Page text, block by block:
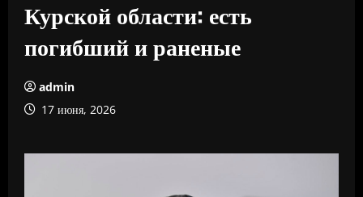
Курской области: есть
погибший и раненые
admin
17 июня, 2026